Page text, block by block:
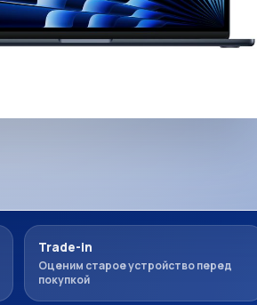
Trade-in
Оценим старое устройство перед
покупкой